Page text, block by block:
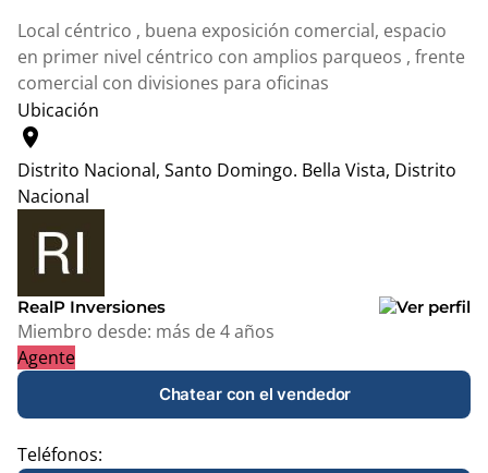
Local céntrico , buena exposición comercial, espacio
en primer nivel céntrico con amplios parqueos , frente
comercial con divisiones para oficinas
Ubicación
location_on
Distrito Nacional, Santo Domingo. Bella Vista, Distrito
Nacional
+
−
RealP Inversiones
Miembro desde: más de 4 años
Agente
Chatear con el vendedor
Teléfonos: